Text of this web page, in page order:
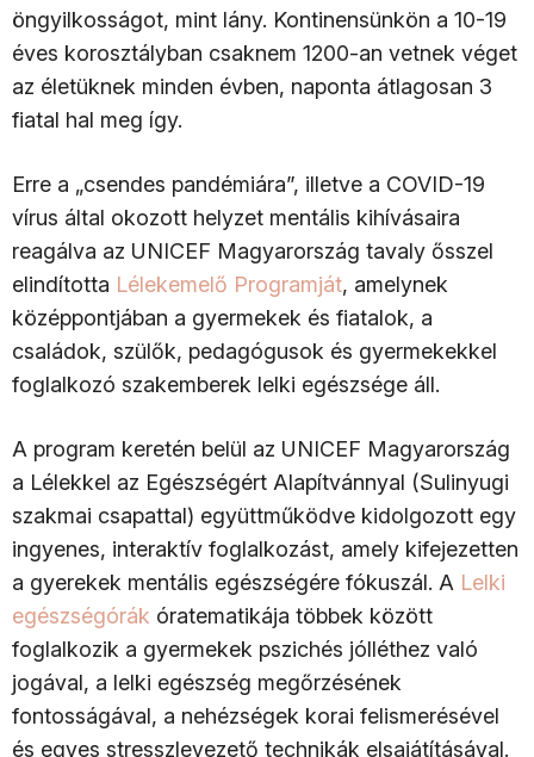
öngyilkosságot, mint lány. Kontinensünkön a 10-19
éves korosztályban csaknem 1200-an vetnek véget
az életüknek minden évben, naponta átlagosan 3
fiatal hal meg így.
Erre a „csendes pandémiára”, illetve a COVID-19
vírus által okozott helyzet mentális kihívásaira
reagálva az UNICEF Magyarország tavaly ősszel
elindította Lélekemelő Programját, amelynek
középpontjában a gyermekek és fiatalok, a
családok, szülők, pedagógusok és gyermekekkel
foglalkozó szakemberek lelki egészsége áll.
A program keretén belül az UNICEF Magyarország
a Lélekkel az Egészségért Alapítvánnyal (Sulinyugi
szakmai csapattal) együttműködve kidolgozott egy
ingyenes, interaktív foglalkozást, amely kifejezetten
a gyerekek mentális egészségére fókuszál. A Lelki
egészségórák óratematikája többek között
foglalkozik a gyermekek pszichés jólléthez való
jogával, a lelki egészség megőrzésének
fontosságával, a nehézségek korai felismerésével
és egyes stresszlevezető technikák elsajátításával.